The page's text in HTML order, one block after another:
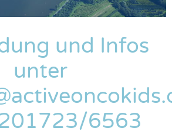
und Infos
unter
6563